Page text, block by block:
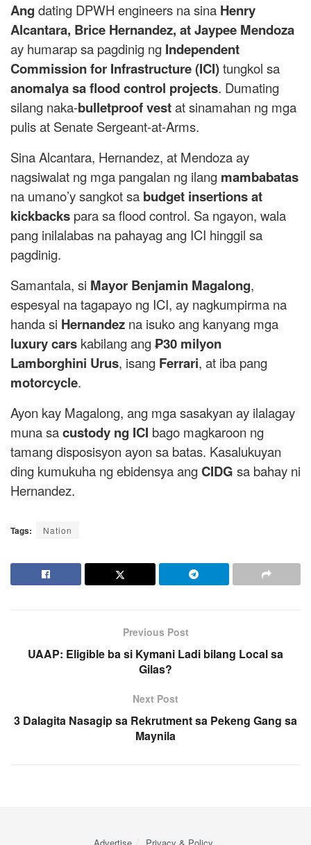
Ang dating DPWH engineers na sina Henry
Alcantara, Brice Hernandez, at Jaypee Mendoza
ay humarap sa pagdinig ng Independent
Commission for Infrastructure (ICI)tungkol sa
anomalya sa flood control projects. Dumating
silang naka-bulletproof vestat sinamahan ng mga
pulis at Senate Sergeant-at-Arms.
Sina Alcantara, Hernandez, at Mendoza ay
nagsiwalat ng mga pangalan ng ilang mambabatas
na umano’y sangkot sa budget insertions at
kickbacks para sa flood control. Sa ngayon, wala
pang inilalabas na pahayag ang ICI hinggil sa
pagdinig.
Samantala, si Mayor Benjamin Magalong,
espesyal na tagapayo ng ICI, ay nagkumpirma na
handa si Hernandez na isuko ang kanyang mga
luxury cars kabilang ang₱30 milyon
Lamborghini Urus, isang Ferrari, at iba pang
motorcycle.
Ayon kay Magalong, ang mga sasakyan ay ilalagay
muna sacustody ng ICI bago magkaroon ng
tamang disposisyon ayon sa batas. Kasalukuyan
ding kumukuha ng ebidensya angCIDG sa bahay ni
Hernandez.
Tags: Nation
Previous Post
UAAP: Eligible ba si Kymani Ladi bilang Local sa
Gilas?
Next Post
3 Dalagita Nasagip sa Rekrutment sa Pekeng Gang sa
Maynila